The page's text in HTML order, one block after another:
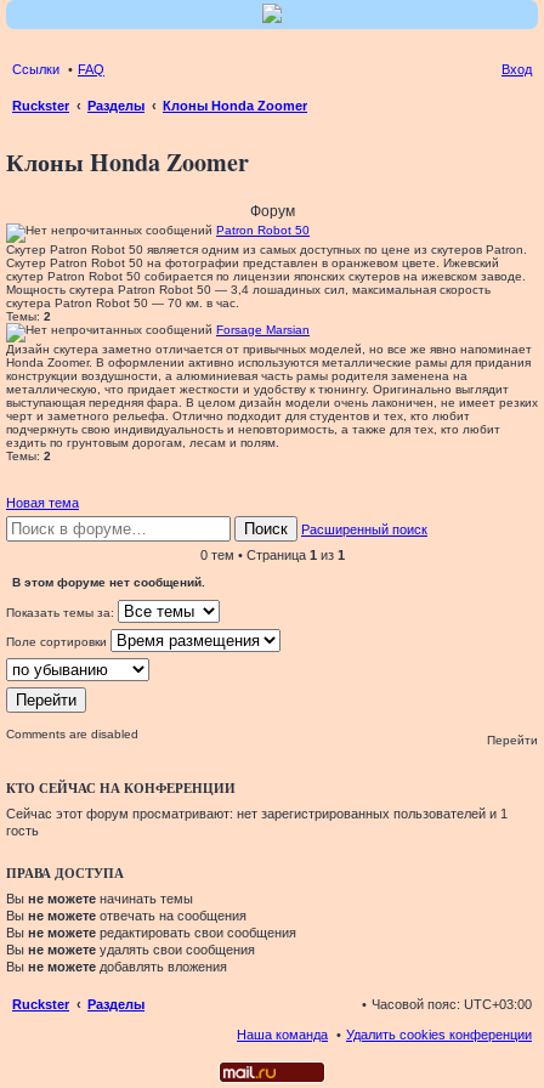
Ссылки FAQ Вход
Ruckster Разделы
Клоны Honda Zoomer
Клоны Honda Zoomer
Форум
Patron Robot 50
Скутер Patron Robot 50 является одним из самых доступных по цене из скутеров Patron.
Скутер Patron Robot 50 на фотографии представлен в оранжевом цвете. Ижевский
скутер Patron Robot 50 собирается по лицензии японских скутеров на ижевском заводе.
Мощность скутера Patron Robot 50 — 3,4 лошадиных сил, максимальная скорость
скутера Patron Robot 50 — 70 км. в час.
Темы: 2
Forsage Marsian
Дизайн скутера заметно отличается от привычных моделей, но все же явно напоминает
Honda Zoomer. В оформлении активно используются металлические рамы для придания
конструкции воздушности, а алюминиевая часть рамы родителя заменена на
металлическую, что придает жесткости и удобству к тюнингу. Оригинально выглядит
выступающая передняя фара. В целом дизайн модели очень лаконичен, не имеет резких
черт и заметного рельефа. Отлично подходит для студентов и тех, кто любит
подчеркнуть свою индивидуальность и неповторимость, а также для тех, кто любит
ездить по грунтовым дорогам, лесам и полям.
Темы: 2
Новая тема
Поиск
Расширенный поиск
0 тем • Страница 1 из 1
В этом форуме нет сообщений.
Показать темы за:
Поле сортировки
Перейти
Comments are disabled
КТО СЕЙЧАС НА КОНФЕРЕНЦИИ
Сейчас этот форум просматривают: нет зарегистрированных пользователей и 1
гость
ПРАВА ДОСТУПА
Вы не можете начинать темы
Вы не можете отвечать на сообщения
Вы не можете редактировать свои сообщения
Вы не можете удалять свои сообщения
Вы не можете добавлять вложения
Ruckster Разделы Часовой пояс: UTC+03:00
Удалить cookies конференции
Наша команда